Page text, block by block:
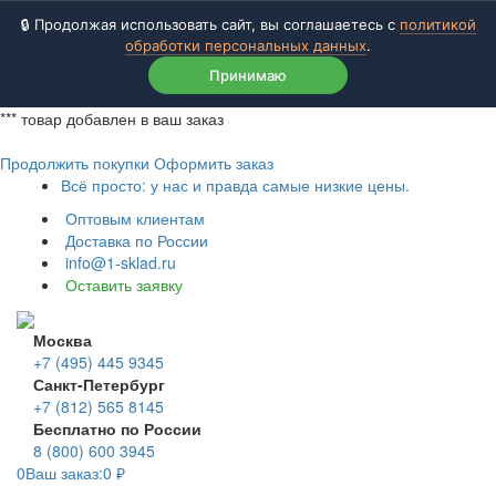
🔒 Продолжая использовать сайт, вы соглашаетесь с политикой
обработки персональных данных.
Принимаю
*** товар добавлен в ваш заказ
Продолжить покупки Оформить заказ
Всё просто: у нас и правда самые низкие цены.
Оптовым клиентам
Доставка по России
info@1-sklad.ru
Оставить заявку
Москва
+7 (495) 445 9345
Санкт-Петербург
+7 (812) 565 8145
Бесплатно по России
8 (800) 600 3945
0Ваш заказ:0 ₽